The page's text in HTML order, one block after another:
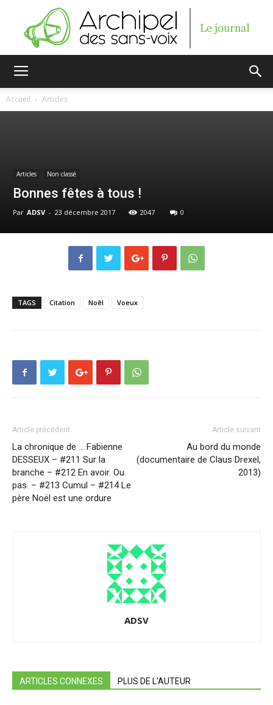
sans-
Accueil Articles
Articles Non classé
Bonnes fêtes à tous !
Par ADSV - 23 décembre 2017 2047 0
TAGS Citation Noêl Voeux
Article précédent
La chronique de … Fabienne
DESSEUX – #211 Sur la
branche – #212 En avoir. Ou
pas. – #213 Cumul – #214 Le
père Noël est une ordure
Article suivant
Au bord du monde
(documentaire de Claus Drexel,
2013)
ADSV
ARTICLES CONNEXES PLUS DE L'AUTEUR